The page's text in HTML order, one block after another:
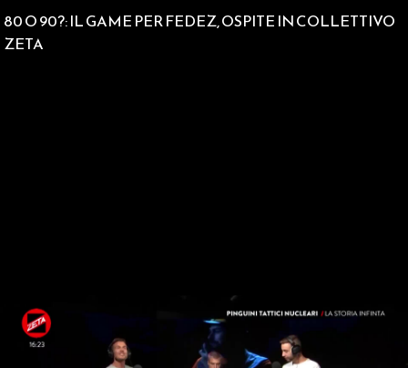
80 O 90?: IL GAME PER FEDEZ, OSPITE IN COLLETTIVO
ZETA